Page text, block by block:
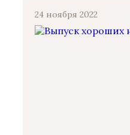
24 ноября 2022